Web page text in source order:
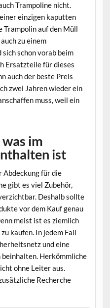
Trampoline nicht.
einzigen kaputten
Trampolin auf den Müll
zu einem
schon vorab beim
Ersatzteile für dieses
auch der beste Preis
zwei Jahren wieder ein
muss, weil ein
im
ist
Abdeckung für die
gibt es viel Zubehör,
Deshalb sollte
vor dem Kauf genau
meist ist es ziemlich
kaufen. In jedem Fall
und eine
Herkömmliche
ohne Leiter aus.
Recherche